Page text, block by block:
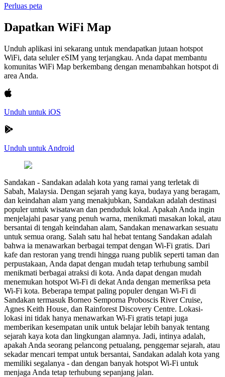
Perluas peta
Dapatkan WiFi Map
Unduh aplikasi ini sekarang untuk mendapatkan jutaan hotspot
WiFi, data seluler eSIM yang terjangkau. Anda dapat membantu
komunitas WiFi Map berkembang dengan menambahkan hotspot di
area Anda.
Unduh untuk iOS
Unduh untuk Android
Sandakan - Sandakan adalah kota yang ramai yang terletak di
Sabah, Malaysia. Dengan sejarah yang kaya, budaya yang beragam,
dan keindahan alam yang menakjubkan, Sandakan adalah destinasi
populer untuk wisatawan dan penduduk lokal. Apakah Anda ingin
menjelajahi pasar yang penuh warna, menikmati masakan lokal, atau
bersantai di tengah keindahan alam, Sandakan menawarkan sesuatu
untuk semua orang. Salah satu hal hebat tentang Sandakan adalah
bahwa ia menawarkan berbagai tempat dengan Wi-Fi gratis. Dari
kafe dan restoran yang trendi hingga ruang publik seperti taman dan
perpustakaan, Anda dapat dengan mudah tetap terhubung sambil
menikmati berbagai atraksi di kota. Anda dapat dengan mudah
menemukan hotspot Wi-Fi di dekat Anda dengan memeriksa peta
Wi-Fi kota. Beberapa tempat paling populer dengan Wi-Fi di
Sandakan termasuk Borneo Semporna Proboscis River Cruise,
Agnes Keith House, dan Rainforest Discovery Centre. Lokasi-
lokasi ini tidak hanya menawarkan Wi-Fi gratis tetapi juga
memberikan kesempatan unik untuk belajar lebih banyak tentang
sejarah kaya kota dan lingkungan alamnya. Jadi, intinya adalah,
apakah Anda seorang pelancong petualang, penggemar sejarah, atau
sekadar mencari tempat untuk bersantai, Sandakan adalah kota yang
memiliki segalanya - dan dengan banyak hotspot Wi-Fi untuk
menjaga Anda tetap terhubung sepanjang jalan.